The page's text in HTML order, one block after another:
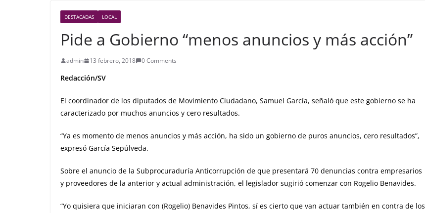
DESTACADAS LOCAL
Pide a Gobierno “menos anuncios y más acción”
admin 13 febrero, 2018 0 Comments
Redacción/SV
El coordinador de los diputados de Movimiento Ciudadano, Samuel García, señaló que este gobierno se ha
caracterizado por muchos anuncios y cero resultados.
“Ya es momento de menos anuncios y más acción, ha sido un gobierno de puros anuncios, cero resultados”,
expresó García Sepúlveda.
Sobre el anuncio de la Subprocuraduría Anticorrupción de que presentará 70 denuncias contra empresarios
y proveedores de la anterior y actual administración, el legislador sugirió comenzar con Rogelio Benavides.
“Yo quisiera que iniciaran con (Rogelio) Benavides Pintos, sí es cierto que van actuar también en contra de los